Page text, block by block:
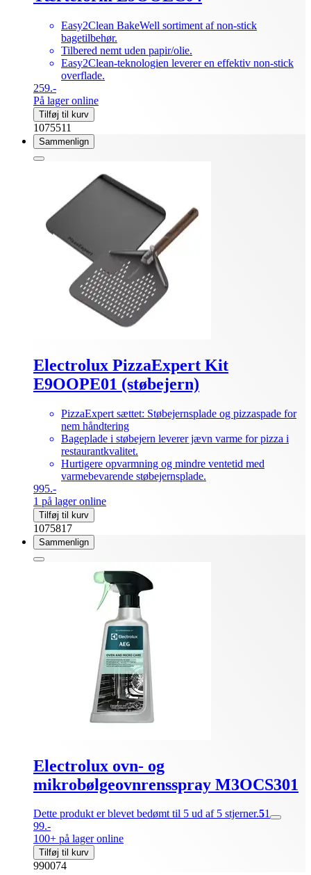
Easy2Clean BakeWell sortiment af non-stick
bagetilbehør.
Tilbered nemt uden papir/olie.
Easy2Clean-teknologien leverer en effektiv non-stick
overflade.
259.-
På lager online
Tilføj til kurv
1075511
Sammenlign
Electrolux PizzaExpert Kit
E9OOPE01 (støbejern)
PizzaExpert sættet: Støbejernsplade og pizzaspade for
nem håndtering
Bageplade i støbejern leverer jævn varme for pizza i
restaurantkvalitet.
Hurtigere opvarmning og mindre ventetid med
varmebevarende støbejernsplade.
995.-
1 på lager online
Tilføj til kurv
1075817
Sammenlign
Electrolux ovn- og
mikrobølgeovnrensspray M3OCS301
Dette produkt er blevet bedømt til 5 ud af 5 stjerner.51
99.-
100+ på lager online
Tilføj til kurv
990074